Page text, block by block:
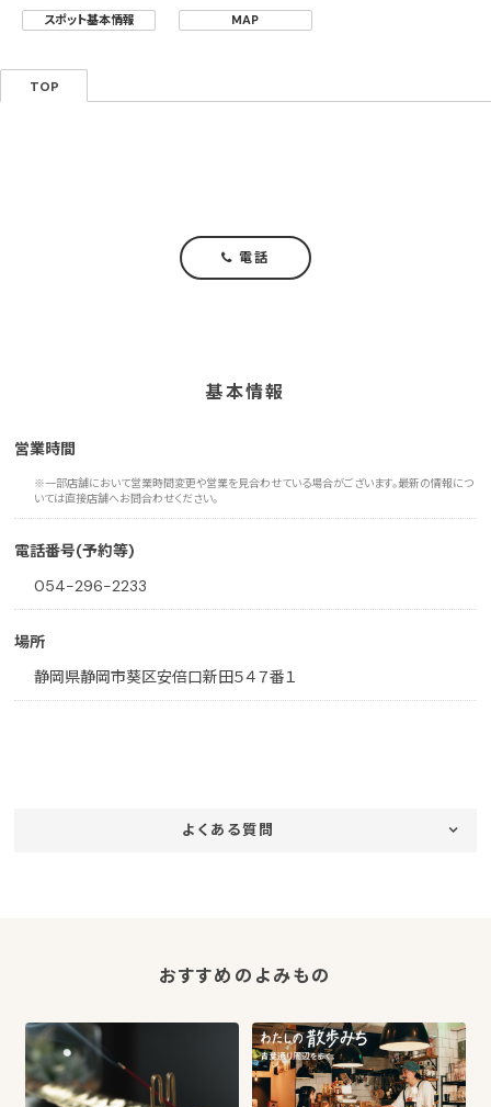
スポット基本情報 MAP
TOP
電話
基本情報
営業時間
※一部店舗において営業時間変更や営業を見合わせている場合がございます。最新の情報につ
いては直接店舗へお問合わせください。
電話番号(予約等)
054-296-2233
場所
静岡県静岡市葵区安倍口新田５４７番１
よくある質問
おすすめのよみもの